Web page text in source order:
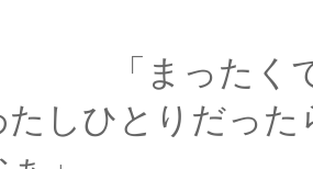
くです、一
しひとりだっ